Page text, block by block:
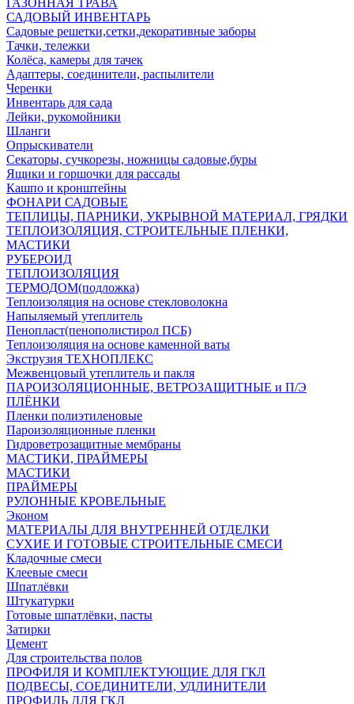
ГАЗОННАЯ ТРАВА
САДОВЫЙ ИНВЕНТАРЬ
Садовые решетки,сетки,декоративные заборы
Тачки, тележки
Колёса, камеры для тачек
Адаптеры, соединители, распылители
Черенки
Инвентарь для сада
Лейки, рукомойники
Шланги
Опрыскиватели
Секаторы, сучкорезы, ножницы садовые,буры
Ящики и горшочки для рассады
Кашпо и кронштейны
ФОНАРИ САДОВЫЕ
ТЕПЛИЦЫ, ПАРНИКИ, УКРЫВНОЙ МАТЕРИАЛ, ГРЯДКИ
ТЕПЛОИЗОЛЯЦИЯ, СТРОИТЕЛЬНЫЕ ПЛЕНКИ,
МАСТИКИ
РУБЕРОИД
ТЕПЛОИЗОЛЯЦИЯ
ТЕРМОДОМ(подложка)
Теплоизоляция на основе стекловолокна
Напыляемый утеплитель
Пенопласт(пенополистирол ПСБ)
Теплоизоляция на основе каменной ваты
Экструзия ТЕХНОПЛЕКС
Межвенцовый утеплитель и пакля
ПАРОИЗОЛЯЦИОННЫЕ, ВЕТРОЗАЩИТНЫЕ и П/Э
ПЛЁНКИ
Пленки полиэтиленовые
Пароизоляционные пленки
Гидроветрозащитные мембраны
МАСТИКИ, ПРАЙМЕРЫ
МАСТИКИ
ПРАЙМЕРЫ
РУЛОННЫЕ КРОВЕЛЬНЫЕ
Эконом
МАТЕРИАЛЫ ДЛЯ ВНУТРЕННЕЙ ОТДЕЛКИ
СУХИЕ И ГОТОВЫЕ СТРОИТЕЛЬНЫЕ СМЕСИ
Кладочные смеси
Клеевые смеси
Шпатлёвки
Штукатурки
Готовые шпатлёвки, пасты
Затирки
Цемент
Для строительства полов
ПРОФИЛЯ И КОМПЛЕКТУЮЩИЕ ДЛЯ ГКЛ
ПОДВЕСЫ, СОЕДИНИТЕЛИ, УДЛИНИТЕЛИ
ПРОФИЛЬ ДЛЯ ГКЛ